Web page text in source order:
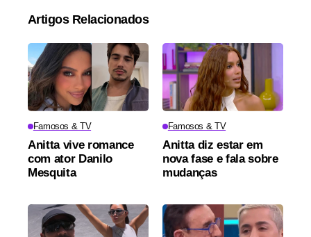
Artigos Relacionados
Famosos & TV
Anitta vive romance
com ator Danilo
Mesquita
Famosos & TV
Anitta diz estar em
nova fase e fala sobre
mudanças